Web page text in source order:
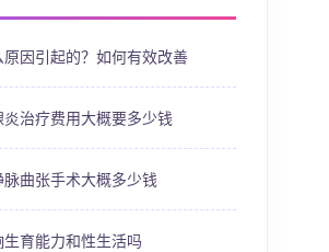
因引起的？如何有效改善
治疗费用大概要多少钱
曲张手术大概多少钱
育能力和性生活吗